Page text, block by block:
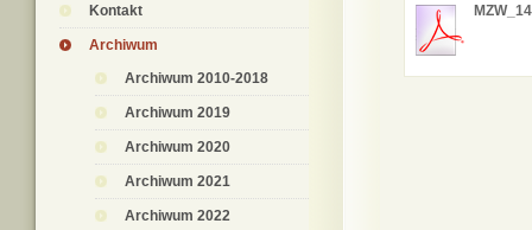
Kontakt
Archiwum
Archiwum 2010-2018
Archiwum 2019
Archiwum 2020
Archiwum 2021
Archiwum 2022